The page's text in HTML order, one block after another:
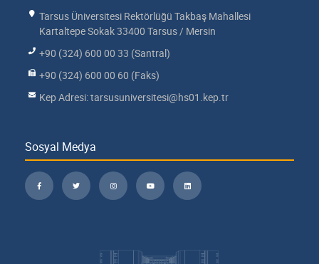
Tarsus Üniversitesi Rektörlüğü Takbaş Mahallesi
Kartaltepe Sokak 33400 Tarsus / Mersin
+90 (324) 600 00 33 (Santral)
+90 (324) 600 00 60 (Faks)
Kep Adresi: tarsusuniversitesi@hs01.kep.tr
Sosyal Medya